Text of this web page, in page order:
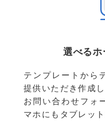
選べるホ
テンプレートから
提供いただき作成し
お問い合わせフォ
マホにもタブレッ